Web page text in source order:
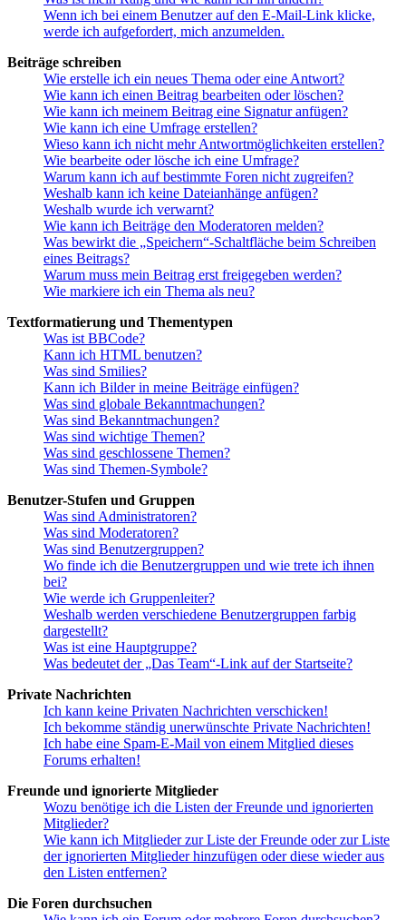
Wenn ich bei einem Benutzer auf den E-Mail-Link klicke,
werde ich aufgefordert, mich anzumelden.
Beiträge schreiben
Wie erstelle ich ein neues Thema oder eine Antwort?
Wie kann ich einen Beitrag bearbeiten oder löschen?
Wie kann ich meinem Beitrag eine Signatur anfügen?
Wie kann ich eine Umfrage erstellen?
Wieso kann ich nicht mehr Antwortmöglichkeiten erstellen?
Wie bearbeite oder lösche ich eine Umfrage?
Warum kann ich auf bestimmte Foren nicht zugreifen?
Weshalb kann ich keine Dateianhänge anfügen?
Weshalb wurde ich verwarnt?
Wie kann ich Beiträge den Moderatoren melden?
Was bewirkt die „Speichern“-Schaltfläche beim Schreiben
eines Beitrags?
Warum muss mein Beitrag erst freigegeben werden?
Wie markiere ich ein Thema als neu?
Textformatierung und Thementypen
Was ist BBCode?
Kann ich HTML benutzen?
Was sind Smilies?
Kann ich Bilder in meine Beiträge einfügen?
Was sind globale Bekanntmachungen?
Was sind Bekanntmachungen?
Was sind wichtige Themen?
Was sind geschlossene Themen?
Was sind Themen-Symbole?
Benutzer-Stufen und Gruppen
Was sind Administratoren?
Was sind Moderatoren?
Was sind Benutzergruppen?
Wo finde ich die Benutzergruppen und wie trete ich ihnen
bei?
Wie werde ich Gruppenleiter?
Weshalb werden verschiedene Benutzergruppen farbig
dargestellt?
Was ist eine Hauptgruppe?
Was bedeutet der „Das Team“-Link auf der Startseite?
Private Nachrichten
Ich kann keine Privaten Nachrichten verschicken!
Ich bekomme ständig unerwünschte Private Nachrichten!
Ich habe eine Spam-E-Mail von einem Mitglied dieses
Forums erhalten!
Freunde und ignorierte Mitglieder
Wozu benötige ich die Listen der Freunde und ignorierten
Mitglieder?
Wie kann ich Mitglieder zur Liste der Freunde oder zur Liste
der ignorierten Mitglieder hinzufügen oder diese wieder aus
den Listen entfernen?
Die Foren durchsuchen